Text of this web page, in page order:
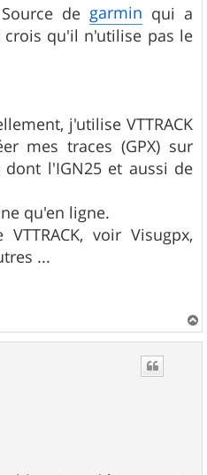
de garmin qui a
crois qu'il n'utilise pas le
j'utilise VTTRACK
mes traces (GPX) sur
l'IGN25 et aussi de
qu'en ligne.
voir Visugpx,
...
a